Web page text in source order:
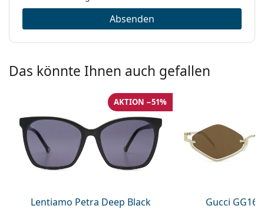
Absenden
Das könnte Ihnen auch gefallen
Lentiamo Petra Deep Black
AKTION −51%
Gucci